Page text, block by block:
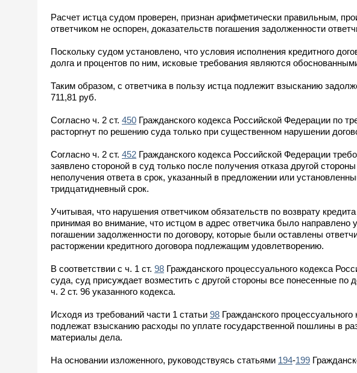
Расчет истца судом проверен, признан арифметически правильным,
ответчиком не оспорен, доказательств погашения задолженности
Поскольку судом установлено, что условия исполнения кредитного
долга и процентов по ним, исковые требования являются
Таким образом, с ответчика в пользу истца подлежит взысканию
711,81 руб.
Согласно ч. 2 ст. 450 Гражданского кодекса Российской Федерации по
расторгнут по решению суда только при существенном нарушении
Согласно ч. 2 ст. 452 Гражданского кодекса Российской Федерации
заявлено стороной в суд только после получения отказа другой
неполучения ответа в срок, указанный в предложении или
тридцатидневный срок.
Учитывая, что нарушения ответчиком обязательств по возврату
принимая во внимание, что истцом в адрес ответчика было
погашении задолженности по договору, которые были оставлены
расторжении кредитного договора подлежащим удовлетворению.
В соответствии с ч. 1 ст. 98 Гражданского процессуального кодекса
суда, суд присуждает возместить с другой стороны все понесенные
ч. 2 ст. 96 указанного кодекса.
Исходя из требований части 1 статьи 98 Гражданского
подлежат взысканию расходы по уплате государственной пошлины в
материалы дела.
На основании изложенного, руководствуясь статьями 194-199